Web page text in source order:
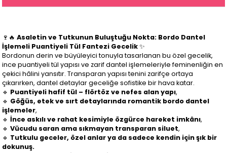
🍷🔥Asaletin ve Tutkunun Buluştuğu Nokta: Bordo Dantel
İşlemeli Puantiyeli Tül Fantezi Gecelik✨
Bordonun derin ve büyüleyici tonuyla tasarlanan bu özel gecelik,
ince puantiyeli tül yapısı ve zarif dantel işlemeleriyle feminenliğin en
çekici hâlini yansıtır. Transparan yapısı tenini zarifçe ortaya
çıkarırken, dantel detaylar geceliğe sofistike bir hava katar.
🔹 Puantiyeli hafif tül – flörtöz ve nefes alan yapı,
🔹 Göğüs, etek ve sırt detaylarında romantik bordo dantel
işlemeler,
🔹İnce askılı ve rahat kesimiyle özgürce hareket imkânı,
🔹Vücudu saran ama sıkmayan transparan siluet,
🔹 Tutkulu geceler, özel anlar ya da sadece kendin için şık bir
dokunuş.